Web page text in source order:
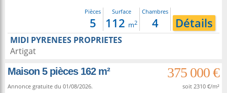
Pièces
5
Surface
112 m2
Chambres
4 Détails
MIDI PYRENEES PROPRIETES
Artigat
Maison 5 pièces 162 m²
375 000 €
Annonce gratuite du 01/08/2026. soit 2310 €/m²